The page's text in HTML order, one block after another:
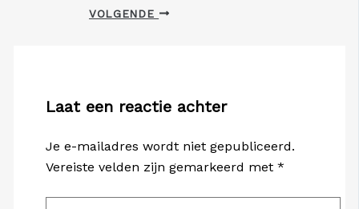
VOLGENDE
Laat een reactie achter
Je e-mailadres wordt niet gepubliceerd.
Vereiste velden zijn gemarkeerd met *